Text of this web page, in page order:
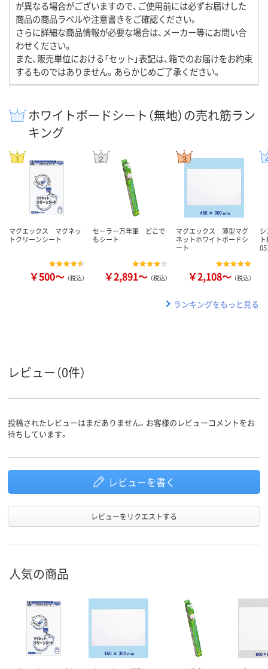
が異なる場合がございますので、ご使用前には必ずお届けした
商品の商品ラベルや注意書きをご確認ください。
さらに詳細な商品情報が必要な場合は、メーカー等にお問い合
わせください。
また、販売単位における「セット」表記は、箱でのお届けをお約束
するものではありません。あらかじめご了承ください。
ホワイトボードシート（無地）の売れ筋ラン
キング
マグエックス マグネッ
トクリーンシート
￥500～ （税込）
セーラー万年筆 どこで
もシート
￥2,891～ （税込）
マグエックス 薄型マグ
ネットホワイトボードシ
ート
￥2,108～ （税込）
ランキングをもっと見る
レビュー（0件）
投稿されたレビューはまだありません。お客様のレビューコメントをお
待ちしています。
レビューを書く
レビューをリクエストする
人気の商品